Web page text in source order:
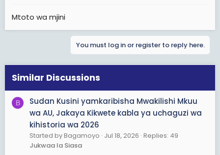
Mtoto wa mjini
You must log in or register to reply here.
Similar Discussions
B
Sudan Kusini yamkaribisha Mwakilishi Mkuu
wa AU, Jakaya Kikwete kabla ya uchaguzi wa
kihistoria wa 2026
Started by Bagamoyo Jul 18, 2026 Replies: 49
Jukwaa la Siasa